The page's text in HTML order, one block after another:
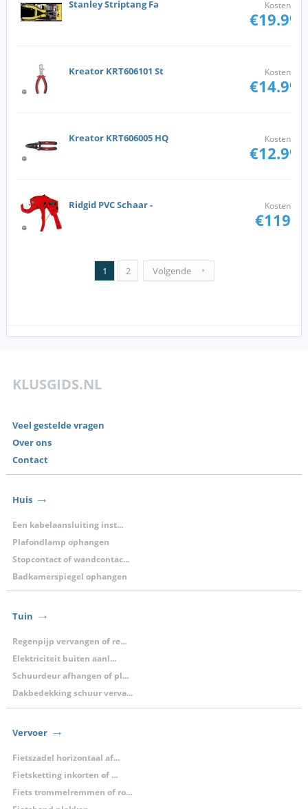
Stanley Striptang Fa Kosten
€19.99
Kreator KRT606101 St Kosten
€14.99
Kreator KRT606005 HQ Kosten
€12.99
Ridgid PVC Schaar - Kosten
€119
1 2 Volgende
KLUSGIDS.NL
Veel gestelde vragen
Over ons
Contact
Huis
Een kabelaansluiting inst...
Plafondlamp ophangen
Stopcontact of wandcontac...
Badkamerspiegel ophangen
Tuin
Regenpijp vervangen of re...
Elektriciteit buiten aanl...
Schuurdeur afhangen of pl...
Dakbedekking schuur verva...
Vervoer
Fietszadel horizontaal af...
Fietsketting inkorten of ...
Fiets trommelremmen of ro...